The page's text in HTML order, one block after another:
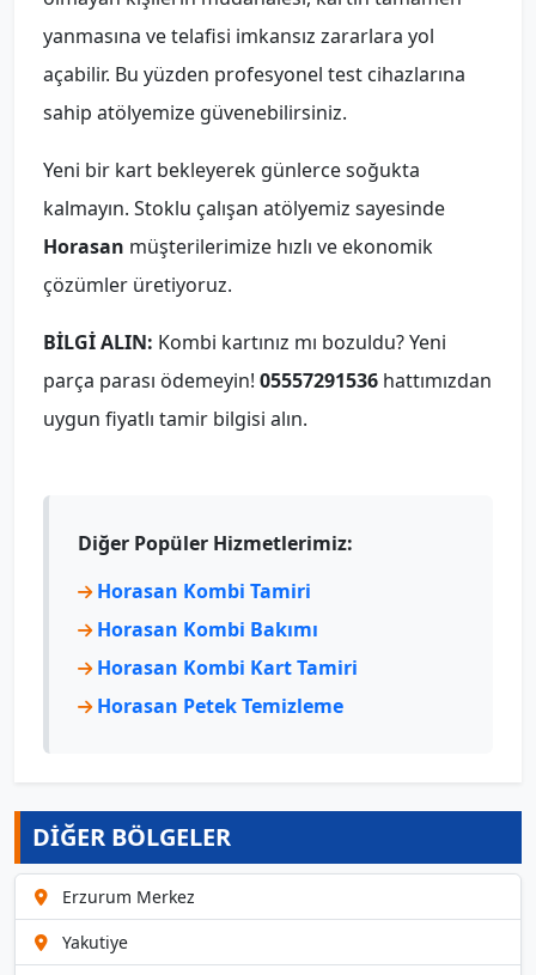
yanmasına ve telafisi imkansız zararlara yol
açabilir. Bu yüzden profesyonel test cihazlarına
sahip atölyemize güvenebilirsiniz.
Yeni bir kart bekleyerek günlerce soğukta
kalmayın. Stoklu çalışan atölyemiz sayesinde
Horasan müşterilerimize hızlı ve ekonomik
çözümler üretiyoruz.
BİLGİ ALIN: Kombi kartınız mı bozuldu? Yeni
parça parası ödemeyin! 05557291536 hattımızdan
uygun fiyatlı tamir bilgisi alın.
Diğer Popüler Hizmetlerimiz:
Horasan Kombi Tamiri
Horasan Kombi Bakımı
Horasan Kombi Kart Tamiri
Horasan Petek Temizleme
DİĞER BÖLGELER
Erzurum Merkez
Yakutiye